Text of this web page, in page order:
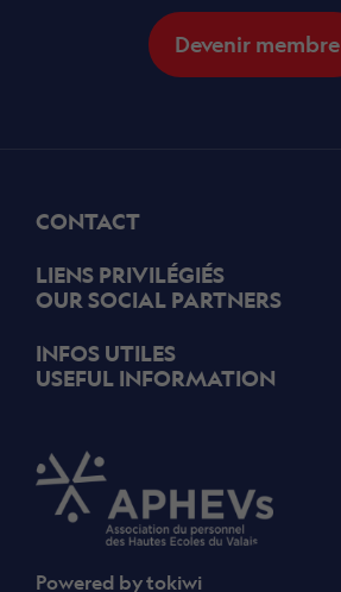
Devenir membre
CONTACT
LIENS PRIVILÉGIÉS
OUR SOCIAL PARTNERS
INFOS UTILES
USEFUL INFORMATION
Powered bytokiwi